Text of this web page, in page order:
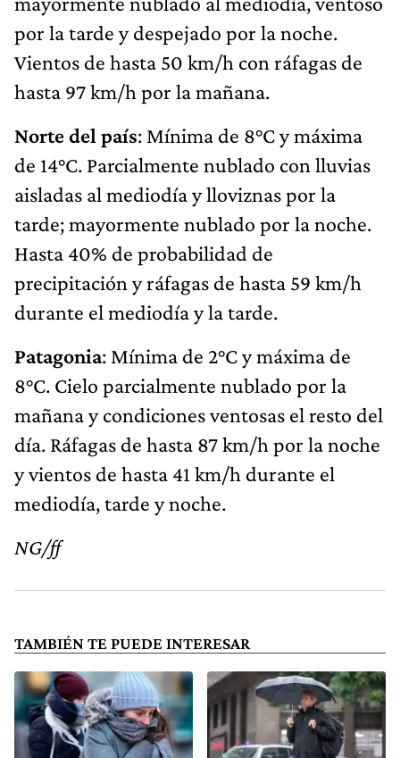
por la tarde y despejado por la noche.
Vientos de hasta 50 km/h con ráfagas de
hasta 97 km/h por la mañana.
Norte del país: Mínima de 8°C y máxima
de 14°C. Parcialmente nublado con lluvias
aisladas al mediodía y lloviznas por la
tarde; mayormente nublado por la noche.
Hasta 40% de probabilidad de
precipitación y ráfagas de hasta 59 km/h
durante el mediodía y la tarde.
Patagonia: Mínima de 2°C y máxima de
8°C. Cielo parcialmente nublado por la
mañana y condiciones ventosas el resto del
día. Ráfagas de hasta 87 km/h por la noche
y vientos de hasta 41 km/h durante el
mediodía, tarde y noche.
NG/ff
TAMBIÉN TE PUEDE INTERESAR